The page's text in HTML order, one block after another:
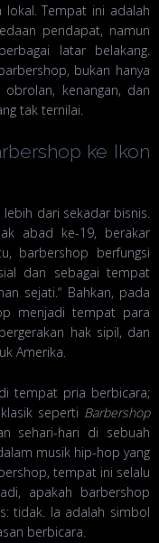
Tempat ini adalah
pendapat, namun
latar belakang.
bukan hanya
kenangan, dan
tak ternilai.
ke Ikon
dari sekadar bisnis.
abad ke-19, berakar
barbershop berfungsi
dan sebagai tempat
sejati.“ Bahkan, pada
menjadi tempat para
hak sipil, dan
Amerika.
tempat pria berbicara;
seperti Barbershop
sehari-hari di sebuah
musik hip-hop yang
tempat ini selalu
apakah barbershop
tidak. Ia adalah simbol
berbicara.